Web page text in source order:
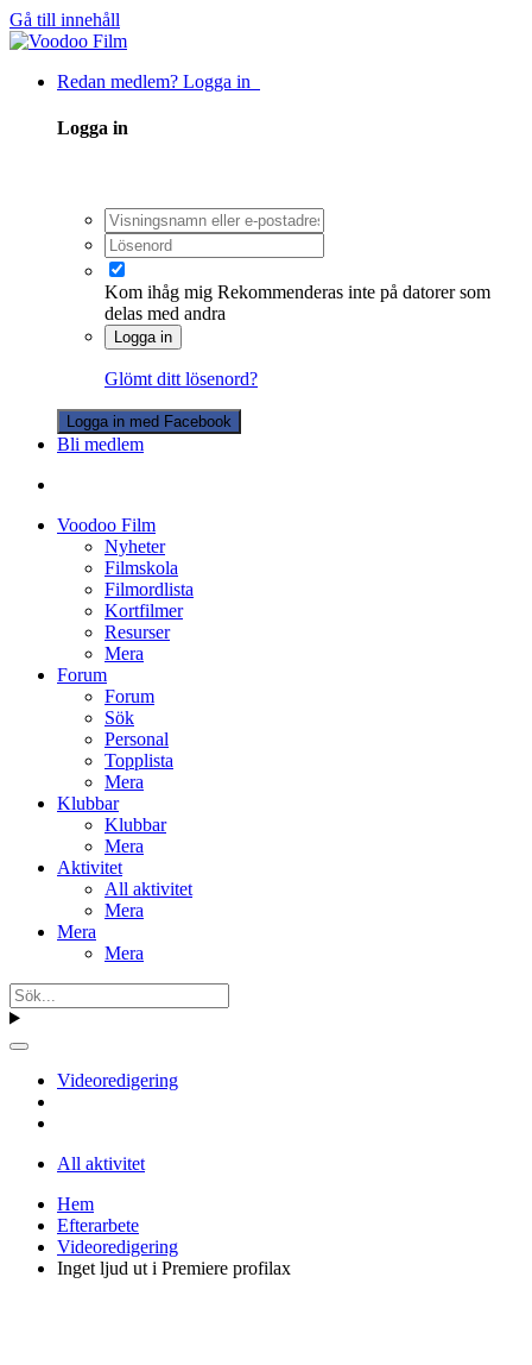
Gå till innehåll
Redan medlem? Logga in
Logga in
Kom ihåg mig Rekommenderas inte på datorer som
delas med andra
Logga in
Glömt ditt lösenord?
Logga in med Facebook
Bli medlem
Voodoo Film
Nyheter
Filmskola
Filmordlista
Kortfilmer
Resurser
Mera
Forum
Forum
Sök
Personal
Topplista
Mera
Klubbar
Klubbar
Mera
Aktivitet
All aktivitet
Mera
Mera
Mera
Videoredigering
All aktivitet
Hem
Efterarbete
Videoredigering
Inget ljud ut i Premiere profilax